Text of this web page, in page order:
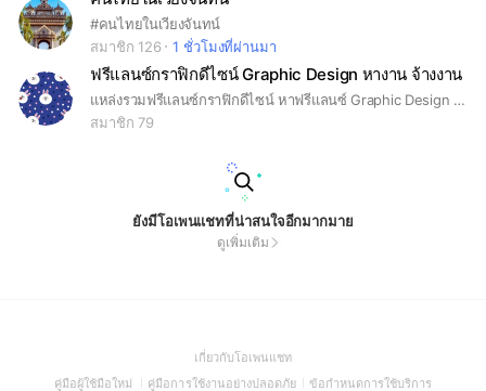
#คนไทยในเวียงจันทน์
สมาชิก 126
1 ชั่วโมงที่ผ่านมา
ฟรีแลนซ์กราฟิกดีไซน์ Graphic Design หางาน จ้างงาน
แหล่งรวมฟรีแลนซ์กราฟิกดีไซน์ หาฟรีแลนซ์ Graphic Design ออกแบบโลโก้ เว็บไซต์ นามบัตร โบวชัวร์ ออกแบบโปรไฟล์บริษัท ออกแบบแบนเนอร์ วาดภาพการ์ตูน ออกแบบสติ๊กเกอร์ไลน์ ออกแบบ UX/UI แพทเทิร์นเสื้อผ้า ลายสัก
สมาชิก 79
ยังมีโอเพนแชทที่น่าสนใจอีกมากมาย
ดูเพิ่มเติม
เกี่ยวกับโอเพนแชท(Open
in
คู่มือผู้ใช้มือใหม่ (Open
คู่มือการใช้งานอย่างปลอดภัย(Open
ข้อกำหนดการใช้บริการ(Open